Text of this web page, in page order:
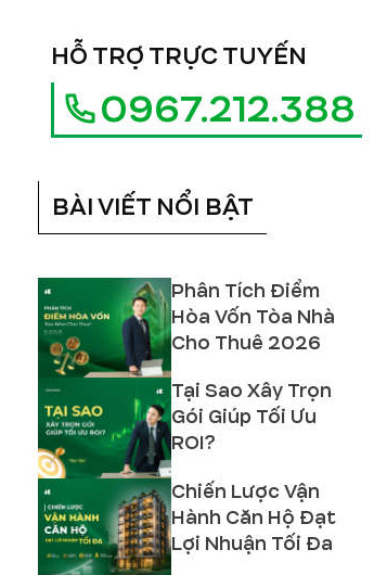
HỖ TRỢ TRỰC TUYẾN
0967.212.388
BÀI VIẾT NỔI BẬT
Phân Tích Điểm
Hòa Vốn Tòa Nhà
Cho Thuê 2026
Tại Sao Xây Trọn
Gói Giúp Tối Ưu
ROI?
Chiến Lược Vận
Hành Căn Hộ Đạt
Lợi Nhuận Tối Đa